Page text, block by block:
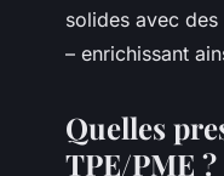
solides avec
– enrichissant
Quelles
TPE/PME ?